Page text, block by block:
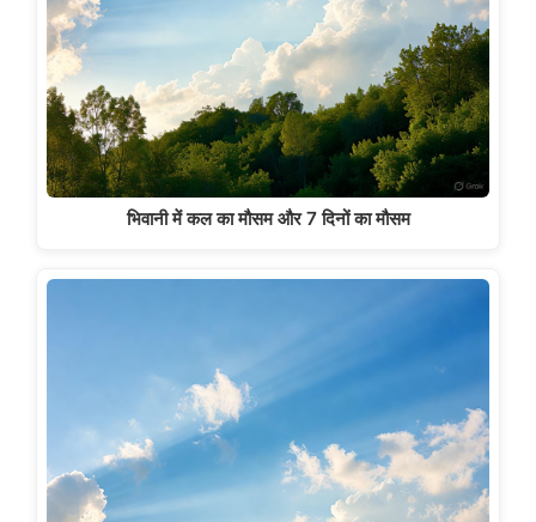
भिवानी में कल का मौसम और 7 दिनों का मौसम